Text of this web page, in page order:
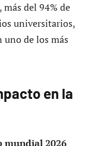
del 94% de
universitarios,
de los más
en la
mundial 2026